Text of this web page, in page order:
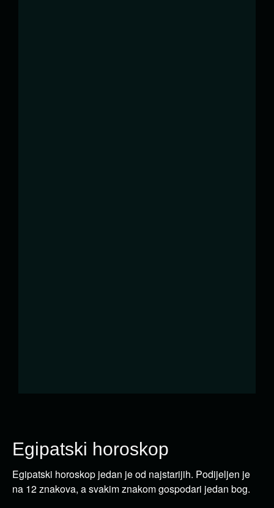
Egipatski horoskop
Egipatski horoskop jedan je od najstarijih. Podijeljen je
na 12 znakova, a svakim znakom gospodari jedan bog.